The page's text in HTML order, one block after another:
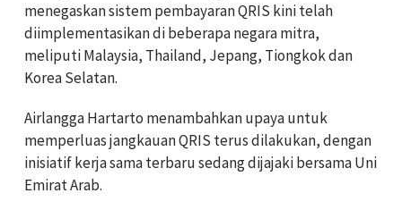
menegaskan sistem pembayaran QRIS kini telah
diimplementasikan di beberapa negara mitra,
meliputi Malaysia, Thailand, Jepang, Tiongkok dan
Korea Selatan.
Airlangga Hartarto menambahkan upaya untuk
memperluas jangkauan QRIS terus dilakukan, dengan
inisiatif kerja sama terbaru sedang dijajaki bersama Uni
Emirat Arab.